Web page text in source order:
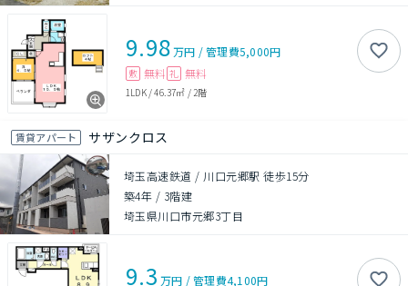
9.98万円 /管理費5,000円
敷 無料 礼 無料
1LDK/46.37㎡ / 2階
賃貸アパート サザンクロス
埼玉高速鉄道 / 川口元郷駅 徒歩15分
築4年 / 3階建
埼玉県川口市元郷3丁目
9.3 万円 /管理費4,100円